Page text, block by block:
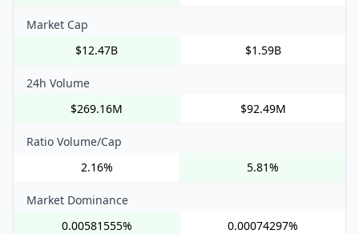
Market Cap
$12.47B
$1.59B
24h Volume
$269.16M
$92.49M
Ratio Volume/Cap
2.16%
5.81%
Market Dominance
0.00581555%
0.00074297%